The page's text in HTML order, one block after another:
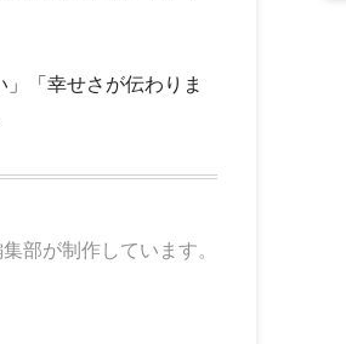
「幸せさが伝わりま
部が制作しています。